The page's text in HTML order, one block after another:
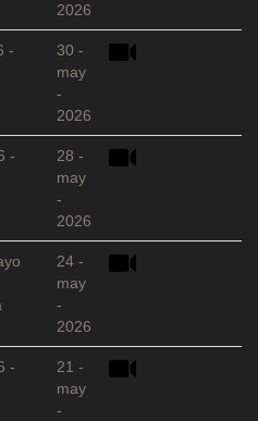
2026
-
30 -
may
-
2026
-
28 -
may
-
2026
24 -
may
-
2026
-
21 -
may
-